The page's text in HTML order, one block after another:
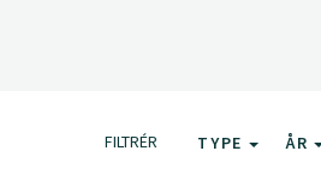
FILTRÉR TYPE ÅR